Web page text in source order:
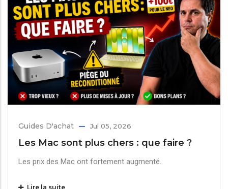
Guides D'achat Jul 05, 2026
Les Mac sont plus chers : que faire ?
Les prix des Mac ont fortement augmenté.
Lire la suite